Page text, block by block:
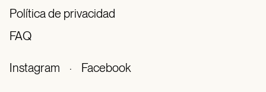
Política de privacidad
FAQ
Instagram · Facebook